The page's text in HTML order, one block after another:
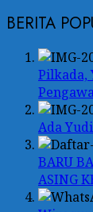
BERITA
Pilkada,
Ada
BARU
ASING